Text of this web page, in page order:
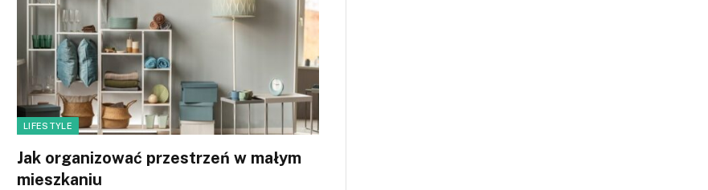
LIFESTYLE
Jak organizować przestrzeń w małym
mieszkaniu